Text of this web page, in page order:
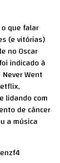
que falar
(e vitórias)
no Oscar
indicado à
Went
lidando com
de câncer
a música